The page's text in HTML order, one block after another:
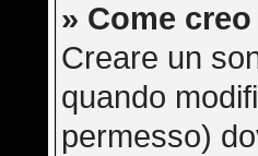
» Come
Creare un
quando
permesso)